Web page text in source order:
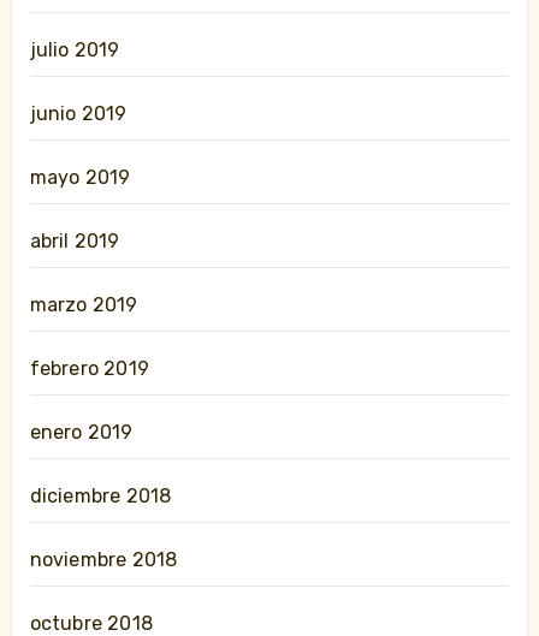
julio 2019
junio 2019
mayo 2019
abril 2019
marzo 2019
febrero 2019
enero 2019
diciembre 2018
noviembre 2018
octubre 2018